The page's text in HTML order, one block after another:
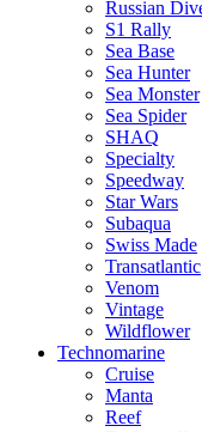
Russian
S1 Rally
Sea Base
Sea Hunter
Sea Monster
Sea Spider
SHAQ
Specialty
Speedway
Star Wars
Subaqua
Swiss Made
Transatlantic
Venom
Vintage
Wildflower
Technomarine
Cruise
Manta
Reef